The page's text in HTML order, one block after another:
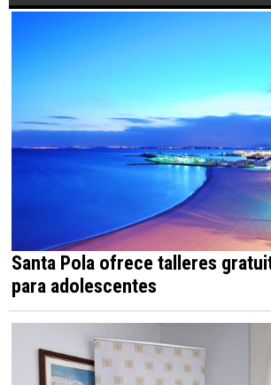
Santa Pola ofrece talleres
para adolescentes